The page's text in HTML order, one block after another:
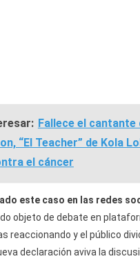
Fallece el cantante
“El Teacher” de Kola
el cáncer
este caso en las redes
objeto de debate en
reaccionando y el público
declaración aviva la